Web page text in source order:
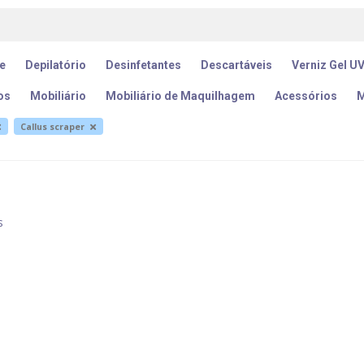
Depilatório Desinfetantes Descartáveis Verniz Gel UV
Mobiliário Mobiliário de Maquilhagem Acessórios
Callus scraper